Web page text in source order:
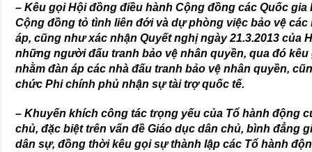
– Kêu gọi Hội đồng điều hành Cộng đồng các Quốc
Cộng đồng tỏ tình liên đới và dự phòng việc bảo vệ
áp, cũng như xác nhận Quyết nghị ngày 21.3.2013 của
những người đấu tranh bảo vệ nhân quyền, qua đó
nhằm đàn áp các nhà đấu tranh bảo vệ nhân quyền,
chức Phi chính phủ nhận sự tài trợ quốc tế.
– Khuyến khích công tác trọng yếu của Tổ hành động
chủ, đặc biệt trên vấn đề Giáo dục dân chủ, bình đẳng
dân sự, đồng thời kêu gọi sự thành lập các Tổ hành